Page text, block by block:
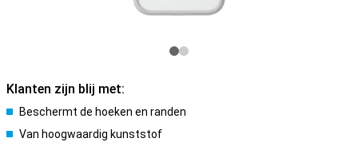
Klanten zijn blij met:
Beschermt de hoeken en randen
Van hoogwaardig kunststof